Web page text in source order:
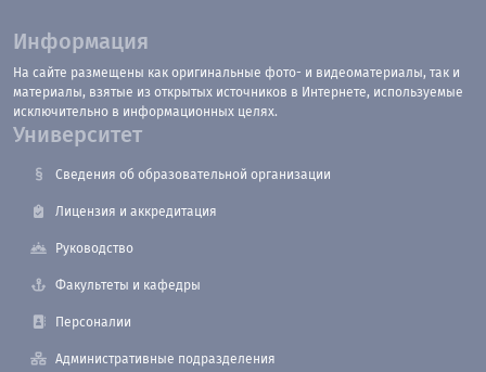
Информация
На сайте размещены как оригинальные фото- и видеоматериалы, так и
материалы, взятые из открытых источников в Интернете, используемые
исключительно в информационных целях.
Университет
Сведения об образовательной организации
Лицензия и аккредитация
Руководство
Факультеты и кафедры
Персоналии
Административные подразделения